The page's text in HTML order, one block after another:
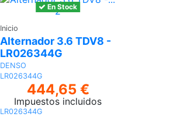
En Stock
Inicio
Alternador 3.6 TDV8 -
LR026344G
DENSO
LR026344G
444,65 €
Impuestos incluidos
LR026344G